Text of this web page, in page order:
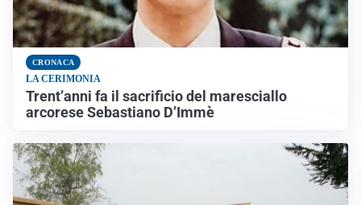
CRONACA
LA CERIMONIA
Trent’anni fa il sacrificio del maresciallo
arcorese Sebastiano D’Immè